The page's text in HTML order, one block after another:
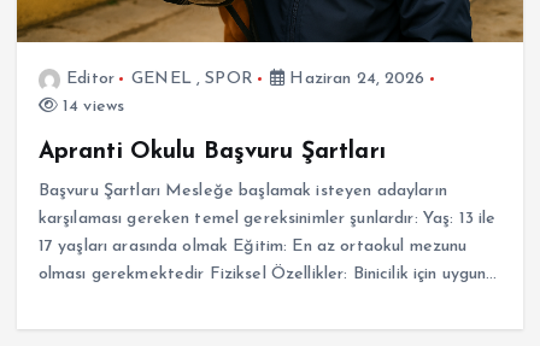
Editor GENEL,SPOR
Haziran 24, 2026
14 views
Apranti Okulu Başvuru Şartları
Başvuru Şartları Mesleğe başlamak isteyen adayların
karşılaması gereken temel gereksinimler şunlardır: Yaş: 13 ile
17 yaşları arasında olmak Eğitim: En az ortaokul mezunu
olması gerekmektedir Fiziksel Özellikler: Binicilik için uygun…